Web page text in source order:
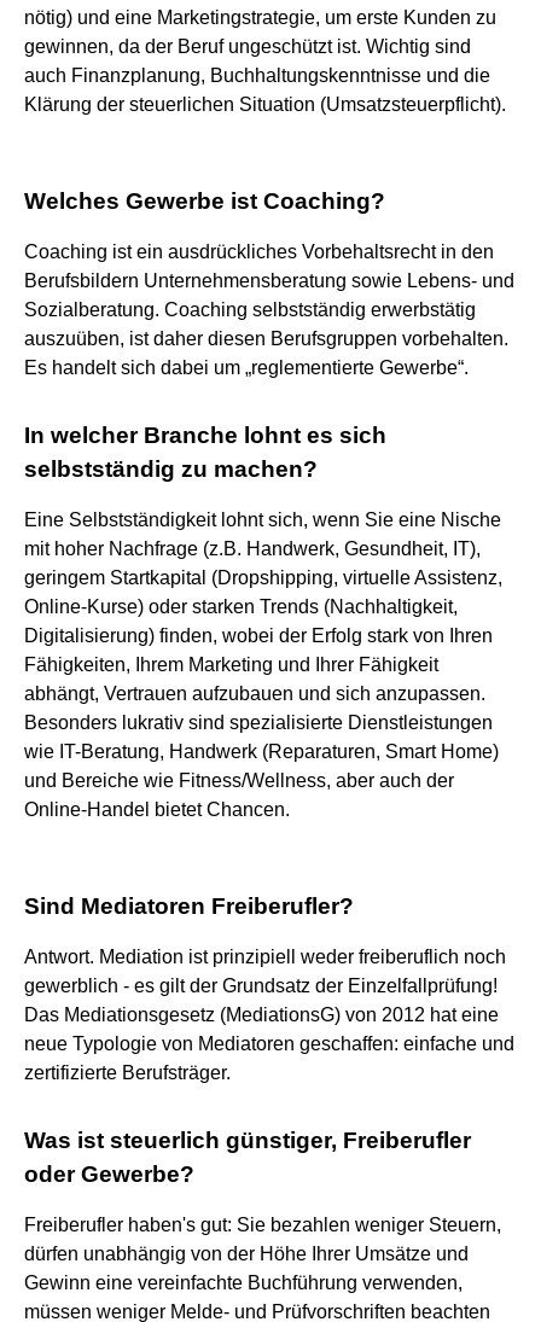
nötig) und eine Marketingstrategie, um erste Kunden zu
gewinnen, da der Beruf ungeschützt ist. Wichtig sind
auch Finanzplanung, Buchhaltungskenntnisse und die
Klärung der steuerlichen Situation (Umsatzsteuerpflicht).
Welches Gewerbe ist Coaching?
Coaching ist ein ausdrückliches Vorbehaltsrecht in den
Berufsbildern Unternehmensberatung sowie Lebens- und
Sozialberatung. Coaching selbstständig erwerbstätig
auszuüben, ist daher diesen Berufsgruppen vorbehalten.
Es handelt sich dabei um „reglementierte Gewerbe“.
In welcher Branche lohnt es sich
selbstständig zu machen?
Eine Selbstständigkeit lohnt sich, wenn Sie eine Nische
mit hoher Nachfrage (z.B. Handwerk, Gesundheit, IT),
geringem Startkapital (Dropshipping, virtuelle Assistenz,
Online-Kurse) oder starken Trends (Nachhaltigkeit,
Digitalisierung) finden, wobei der Erfolg stark von Ihren
Fähigkeiten, Ihrem Marketing und Ihrer Fähigkeit
abhängt, Vertrauen aufzubauen und sich anzupassen.
Besonders lukrativ sind spezialisierte Dienstleistungen
wie IT-Beratung, Handwerk (Reparaturen, Smart Home)
und Bereiche wie Fitness/Wellness, aber auch der
Online-Handel bietet Chancen.
Sind Mediatoren Freiberufler?
Antwort. Mediation ist prinzipiell weder freiberuflich noch
gewerblich - es gilt der Grundsatz der Einzelfallprüfung!
Das Mediationsgesetz (MediationsG) von 2012 hat eine
neue Typologie von Mediatoren geschaffen: einfache und
zertifizierte Berufsträger.
Was ist steuerlich günstiger, Freiberufler
oder Gewerbe?
Freiberufler haben's gut: Sie bezahlen weniger Steuern,
dürfen unabhängig von der Höhe Ihrer Umsätze und
Gewinn eine vereinfachte Buchführung verwenden,
müssen weniger Melde- und Prüfvorschriften beachten